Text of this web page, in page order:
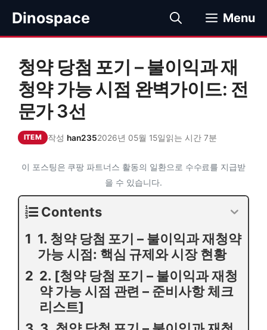
츠
Dinospace Menu
청약 당첨 포기 – 불이익과 재
청약 가능 시점 완벽가이드: 전
문가 3선
ITEM 작성 han2352026년 05월 15일읽는 시간 7분
이 포스팅은 쿠팡 파트너스 활동의 일환으로 수수료를 지급받
을 수 있습니다.
Contents
1. 청약 당첨 포기 – 불이익과 재청약
가능 시점: 핵심 규제와 시장 현황
2. [청약 당첨 포기 – 불이익과 재청
약 가능 시점 관련 – 준비사항 체크
리스트]